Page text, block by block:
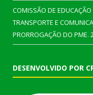
COMISSÃO DE
TRANSPORTE E
PRORROGAÇÃO DO PME.
DESENVOLVIDO POR